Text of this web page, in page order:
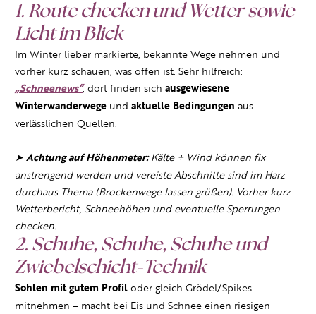
1. Route checken und Wetter sowie
Licht im Blick
Im Winter lieber markierte, bekannte Wege nehmen und
vorher kurz schauen, was offen ist. Sehr hilfreich:
„Schneenews“, dort finden sich ausgewiesene
Winterwanderwege und aktuelle Bedingungen aus
verlässlichen Quellen.
➤ Achtung auf Höhenmeter:Kälte + Wind können fix
anstrengend werden und vereiste Abschnitte sind im Harz
durchaus Thema (Brockenwege lassen grüßen). Vorher kurz
Wetterbericht, Schneehöhen und eventuelle Sperrungen
checken.
2. Schuhe, Schuhe, Schuhe und
Zwiebelschicht-Technik
Sohlen mit gutem Profil oder gleich Grödel/Spikes
mitnehmen – macht bei Eis und Schnee einen riesigen